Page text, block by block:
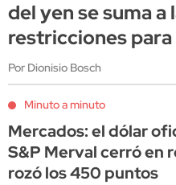
del yen se suma a
restricciones
Por Dionisio Bosch
Minuto a minuto
Mercados: el dólar
S&P Merval cerró en
rozó los 450 puntos